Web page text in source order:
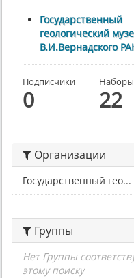
Государственный
геологический
В.И.Вернадского
Подписчики
0 22
Организации
Государственный гео...
Группы
Нет Группы
этому поиску